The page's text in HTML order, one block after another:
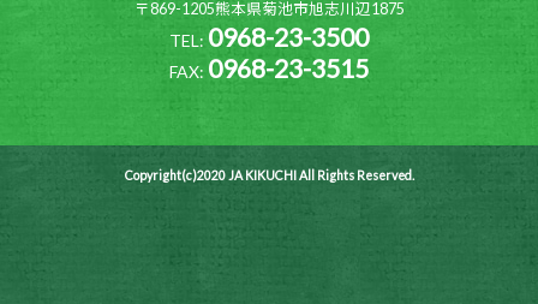
〒869-1205熊本県菊池市旭志川辺1875
TEL: 0968-23-3500
FAX: 0968-23-3515
Copyright(c)2020 JA KIKUCHI All Rights Reserved.